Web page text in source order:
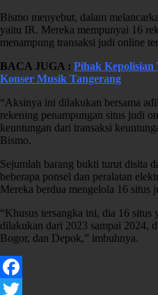
Bismo menyebut, dalam
yaitu IR. Mereka mempunyai 16
menampung transaksi judi online
BACA JUGA : Pihak
Konser Musik Tangerang
“Aksinya ini dilakukan bersama
rekening penampungan situs judi
keuntungan dari transaksi
Bismo.
Sejumlah barang bukti turut disita
beberapa ponsel dan peralatan
Mereka berdua mengelola 16 situs
“Khusus tersangka ini, dia 16
dilakukan dari 2023 sampai 2024,
Bogor, dan Depok,” imbuhnya.
Facebook